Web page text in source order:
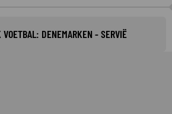
VOETBAL: DENEMARKEN - SERVIË